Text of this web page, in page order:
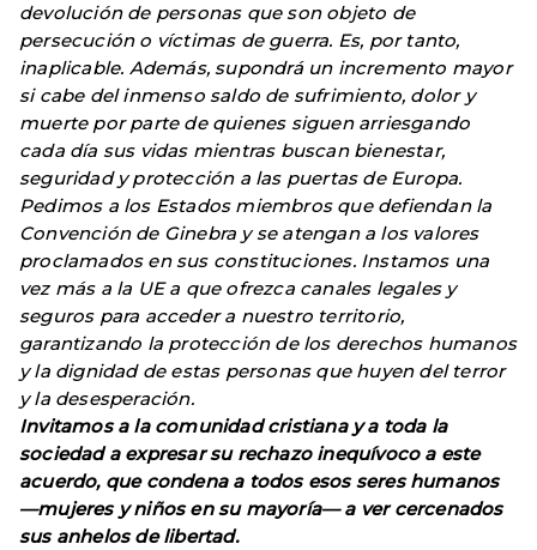
devolución de personas que son objeto de
persecución o víctimas de guerra. Es, por tanto,
inaplicable. Además, supondrá un incremento mayor
si cabe del inmenso saldo de sufrimiento, dolor y
muerte por parte de quienes siguen arriesgando
cada día sus vidas mientras buscan bienestar,
seguridad y protección a las puertas de Europa.
Pedimos a los Estados miembros que defiendan la
Convención de Ginebra y se atengan a los valores
proclamados en sus constituciones. Instamos una
vez más a la UE a que ofrezca canales legales y
seguros para acceder a nuestro territorio,
garantizando la protección de los derechos humanos
y la dignidad de estas personas que huyen del terror
y la desesperación.
Invitamos a la comunidad cristiana y a toda la
sociedad a expresar su rechazo inequívoco a este
acuerdo, que condena a todos esos seres humanos
—mujeres y niños en su mayoría— a ver cercenados
sus anhelos de libertad.